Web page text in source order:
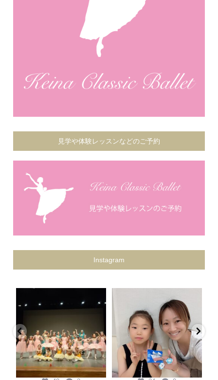
見学や体験レッスンなどのご予約
Instagram
7月 20
40 3
県外から私を見つけてくれて、
『この先生がいい！』と本人の意
思で通ってくれている生徒
...
7月 6
24 0